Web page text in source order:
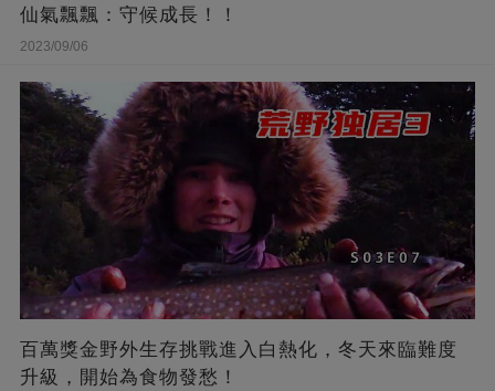
仙氣飄飄：守候成長！！
2023/09/06
百萬獎金野外生存挑戰進入白熱化，冬天來臨難度
升級，開始為食物發愁！